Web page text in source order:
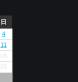
日
4
11
18
25